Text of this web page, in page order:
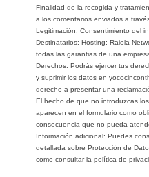
Finalidad de la recogida y
a los comentarios enviados a
Legitimación: Consentimiento del
Destinatarios: Hosting: Raiola
todas las garantias de una
Derechos: Podrás ejercer tus
y suprimir los datos en
derecho a presentar una
El hecho de que no introduzcas
aparecen en el formulario como
consecuencia que no pueda
Información adicional: Puedes
detallada sobre Protección de
como consultar la política de